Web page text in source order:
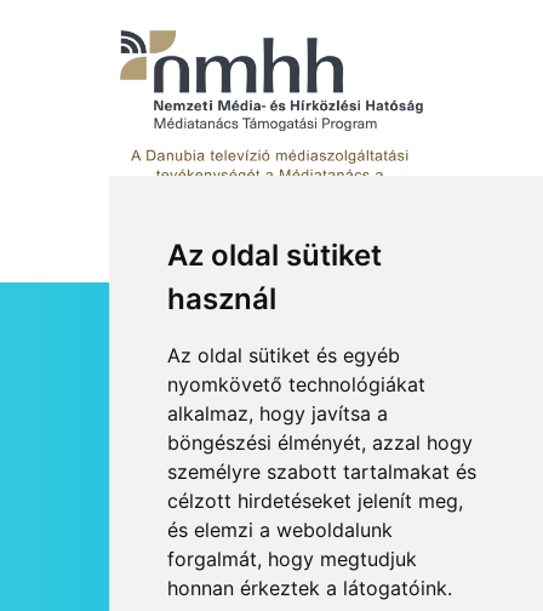
Az oldal sütiket
használ
Az oldal sütiket és egyéb
nyomkövető technológiákat
alkalmaz, hogy javítsa a
böngészési élményét, azzal hogy
személyre szabott tartalmakat és
célzott hirdetéseket jelenít meg,
és elemzi a weboldalunk
forgalmát, hogy megtudjuk
honnan érkeztek a látogatóink.
RSS
JOGI NYILATKOZAT
KAPCSOLAT
OLDALTÉRKÉP
IMPRESSZUM
HÍR BEKÜLDÉSE